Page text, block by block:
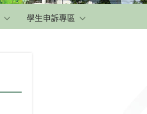
學生申訴專區